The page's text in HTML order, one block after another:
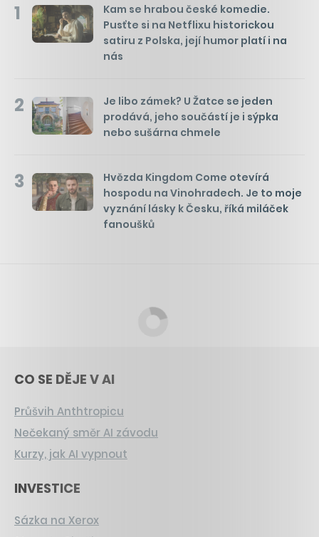
1
Kam se hrabou české komedie.
Pusťte si na Netflixu historickou
satiru z Polska, její humor platí i na
nás
2
Je libo zámek? U Žatce se jeden
prodává, jeho součástí je i sýpka
nebo sušárna chmele
3
Hvězda Kingdom Come otevírá
hospodu na Vinohradech. Je to moje
vyznání lásky k Česku, říká miláček
fanoušků
CO SE DĚJE V AI
Průšvih Anthtropicu
Nečekaný směr AI závodu
Kurzy, jak AI vypnout
INVESTICE
Sázka na Xerox